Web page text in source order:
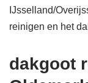
IJsselland/
reinigen en het
dakgoot